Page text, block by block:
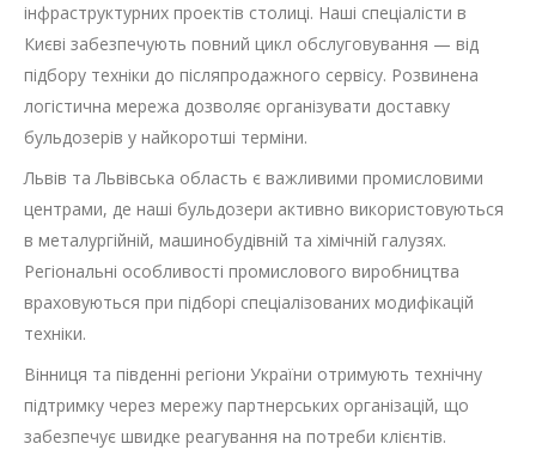
інфраструктурних проектів столиці. Наші спеціалісти в
Києві забезпечують повний цикл обслуговування — від
підбору техніки до післяпродажного сервісу. Розвинена
логістична мережа дозволяє організувати доставку
бульдозерів у найкоротші терміни.
Львів та Львівська область є важливими промисловими
центрами, де наші бульдозери активно використовуються
в металургійній, машинобудівній та хімічній галузях.
Регіональні особливості промислового виробництва
враховуються при підборі спеціалізованих модифікацій
техніки.
Вінниця та південні регіони України отримують технічну
підтримку через мережу партнерських організацій, що
забезпечує швидке реагування на потреби клієнтів.